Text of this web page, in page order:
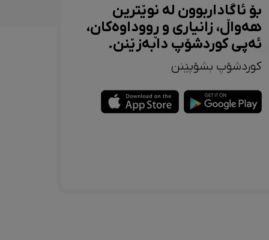
بۆ ئاگاداربوون لە نوێترین
هەواڵ، زانیاری و ڕووداوەکان،
ئەپی کوردشۆپ دابەزێنن.
کوردشۆپ بشۆپێنن